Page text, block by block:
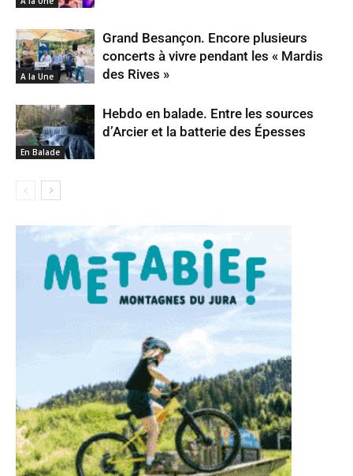
A la Une
Grand Besançon. Encore plusieurs
concerts à vivre pendant les « Mardis
des Rives »
En Balade
Hebdo en balade. Entre les sources
d’Arcier et la batterie des Épesses